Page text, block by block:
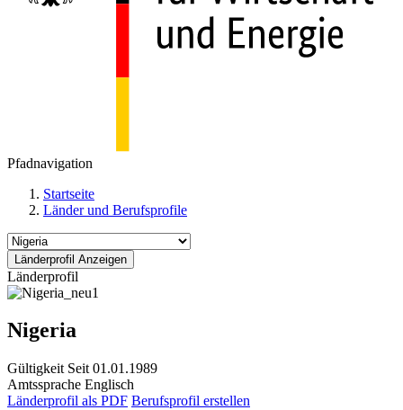
Pfadnavigation
Startseite
Länder und Berufsprofile
Länderprofil
Nigeria
Gültigkeit Seit 01.01.1989
Amtssprache Englisch
Länderprofil als PDF Berufsprofil erstellen